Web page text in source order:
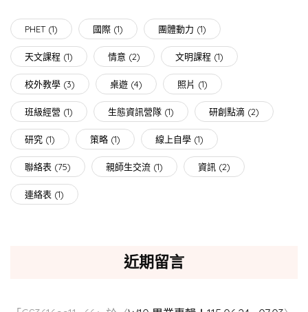
PHET(1) 國際 (1) 團體動力 (1)
天文課程 (1) 情意 (2) 文明課程 (1)
校外教學 (3) 桌遊 (4) 照片 (1)
班級經營 (1) 生態資訊營隊 (1) 研創點滴 (2)
研究 (1) 策略 (1) 線上自學 (1)
聯絡表 (75) 親師生交流 (1) 資訊 (2)
連絡表 (1)
近期留言